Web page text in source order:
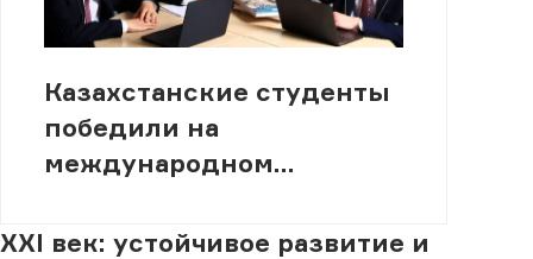
Казахстанские студенты
победили на
международном
Йорке
XXI век: устойчивое развитие и